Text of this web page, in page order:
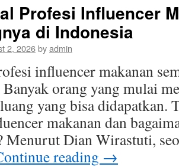
Profesi Influencer
di Indonesia
2, 2026byadmin
influencer makanan
orang yang mulai
yang bisa didapatkan.
makanan dan
Menurut Dian Wirastuti,
reading →